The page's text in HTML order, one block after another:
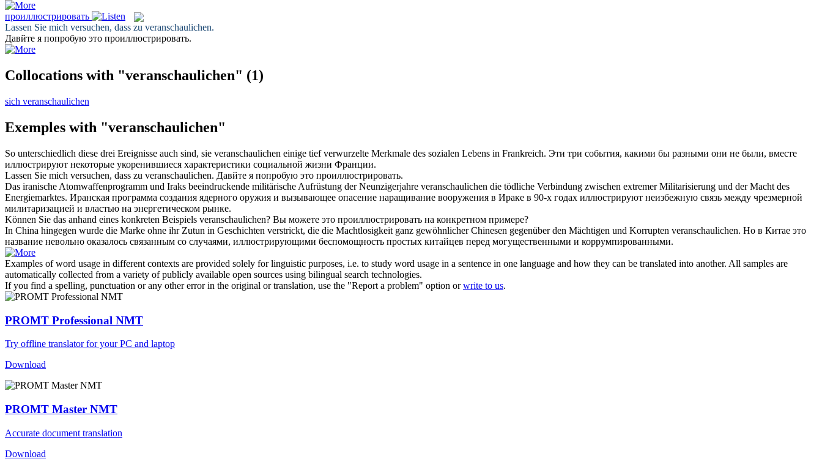
проиллюстрировать
Lassen Sie mich versuchen, dass zu veranschaulichen.
Давйте я попробую это проиллюстрировать.
Collocations with "veranschaulichen" (1)
sich veranschaulichen
Exemples with "veranschaulichen"
So unterschiedlich diese drei Ereignisse auch sind, sie veranschaulichen einige tief verwurzelte Merkmale des sozialen Lebens in Frankreich. Эти три события, какими бы разными они не были, вместе
иллюстрируют некоторые укоренившиеся характеристики социальной жизни Франции.
Lassen Sie mich versuchen, dass zu veranschaulichen. Давйте я попробую это проиллюстрировать.
Das iranische Atomwaffenprogramm und Iraks beeindruckende militärische Aufrüstung der Neunzigerjahre veranschaulichen die tödliche Verbindung zwischen extremer Militarisierung und der Macht des
Energiemarktes. Иранская программа создания ядерного оружия и вызывающее опасение наращивание вооружения в Ираке в 90-х годах иллюстрируют неизбежную связь между чрезмерной
милитаризацией и властью на энергетическом рынке.
Können Sie das anhand eines konkreten Beispiels veranschaulichen? Вы можете это проиллюстрировать на конкретном примере?
In China hingegen wurde die Marke ohne ihr Zutun in Geschichten verstrickt, die die Machtlosigkeit ganz gewöhnlicher Chinesen gegenüber den Mächtigen und Korrupten veranschaulichen. Но в Китае это
название невольно оказалось связанным со случаями, иллюстрирующими беспомощность простых китайцев перед могущественными и коррумпированными.
Examples of word usage in different contexts are provided solely for linguistic purposes, i.e. to study word usage in a sentence in one language and how they can be translated into another. All samples are
automatically collected from a variety of publicly available open sources using bilingual search technologies.
If you find a spelling, punctuation or any other error in the original or translation, use the "Report a problem" option orwrite to us.
PROMT Professional NMT
Try offline translator for your PC and laptop
Download
PROMT Master NMT
Accurate document translation
Download